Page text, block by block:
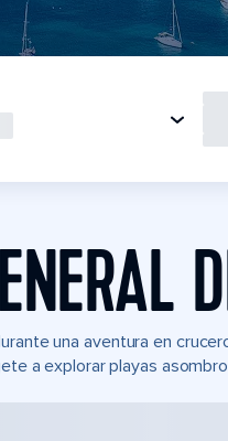
una aventura en
a explorar playas